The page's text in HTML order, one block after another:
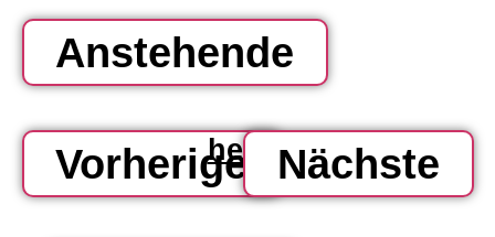
Anstehende
datum
wählen.
VorherigeheuteNächste